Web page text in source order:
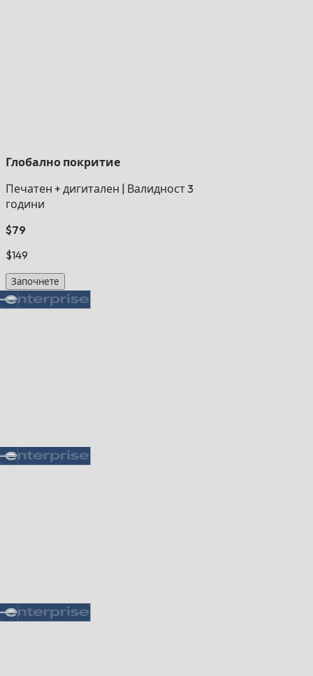
Глобално покритие
Печатен + дигитален
Валидност 3
години
$79
$149
Започнете